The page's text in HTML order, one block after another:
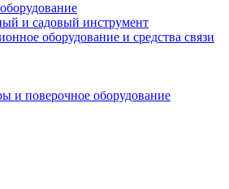
и садовый инструмент
оборудование и средства связи
и поверочное оборудование